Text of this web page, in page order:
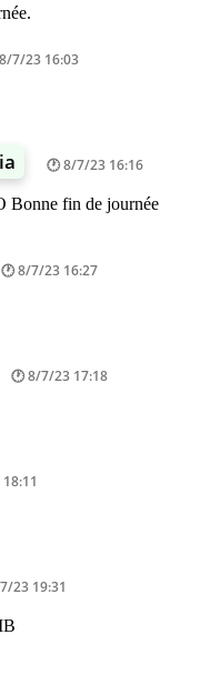
8/7/23 16:03
8/7/23 16:16
Bonne fin de journée
8/7/23 16:27
8/7/23 17:18
23 19:31